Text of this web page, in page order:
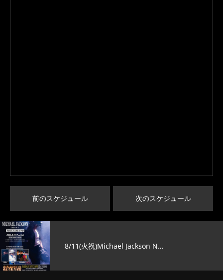
前のスケジュール 次のスケジュール
8/11(火祝)Michael Jackson N…